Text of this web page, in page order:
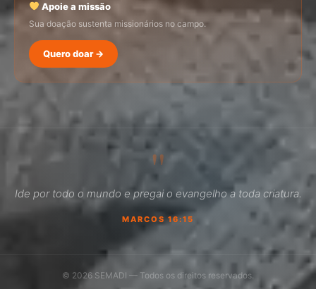
Apoie a missão
Sua doação sustenta missionários no campo.
Quero doar →
"
Ide por todo o mundo e pregai o evangelho a toda criatura.
MARCOS 16:15
© 2026 SEMADI — Todos os direitos reservados.
Como faço para doar?
Como ser um promotor?